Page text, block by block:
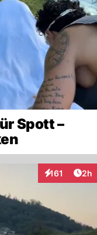
Spott –
161
Interaktionen
2h